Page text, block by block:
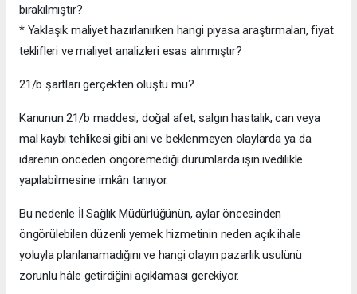
bırakılmıştır?
* Yaklaşık maliyet hazırlanırken hangi piyasa araştırmaları, fiyat
teklifleri ve maliyet analizleri esas alınmıştır?
21/b şartları gerçekten oluştu mu?
Kanunun 21/b maddesi; doğal afet, salgın hastalık, can veya
mal kaybı tehlikesi gibi ani ve beklenmeyen olaylarda ya da
idarenin önceden öngöremediği durumlarda işin ivedilikle
yapılabilmesine imkân tanıyor.
Bu nedenle İl Sağlık Müdürlüğünün, aylar öncesinden
öngörülebilen düzenli yemek hizmetinin neden açık ihale
yoluyla planlanamadığını ve hangi olayın pazarlık usulünü
zorunlu hâle getirdiğini açıklaması gerekiyor.